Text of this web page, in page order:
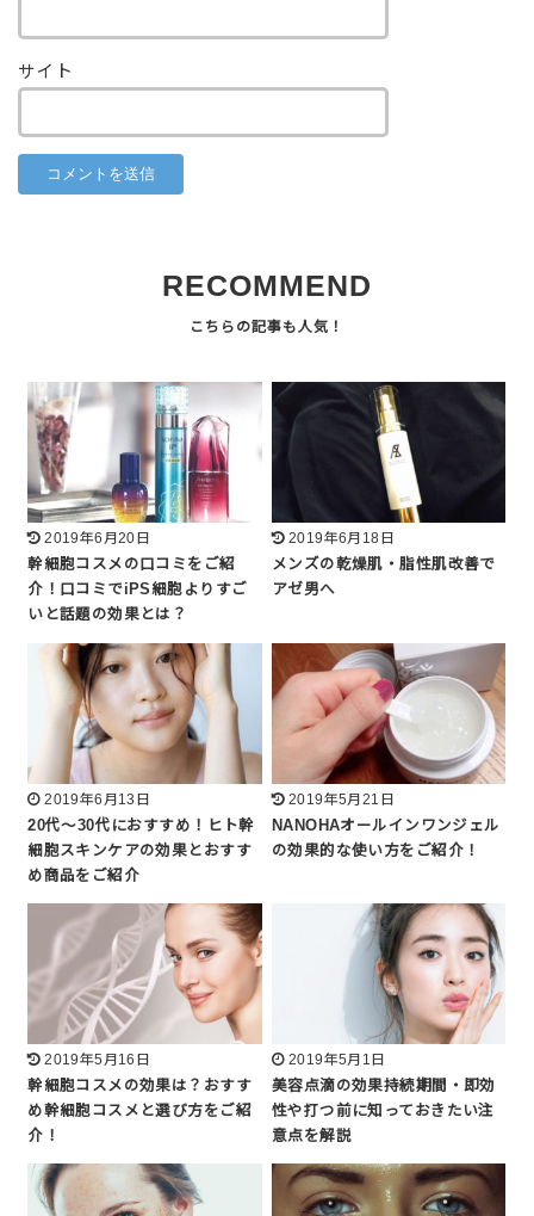
サイト
RECOMMEND
2019年6月20日
幹細胞コスメの口コミをご紹
介！口コミでiPS細胞よりすご
いと話題の効果とは？
2019年6月18日
メンズの乾燥肌・脂性肌改善で
アゼ男へ
2019年6月13日
20代～30代におすすめ！ヒト幹
細胞スキンケアの効果とおすす
め商品をご紹介
2019年5月21日
NANOHAオールインワンジェル
の効果的な使い方をご紹介！
2019年5月16日
幹細胞コスメの効果は？おすす
め幹細胞コスメと選び方をご紹
介！
2019年5月1日
美容点滴の効果持続期間・即効
性や打つ前に知っておきたい注
意点を解説